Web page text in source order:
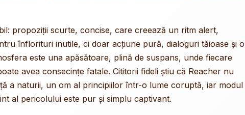
propoziții scurte, concise, care creează un ritm alert,
înflorituri inutile, ci doar acțiune pură, dialoguri tăioase și o
este una apăsătoare, plină de suspans, unde fiecare
avea consecințe fatale. Cititorii fideli știu că Reacher nu
a naturii, un om al principiilor într-o lume coruptă, iar modul
al pericolului este pur și simplu captivant.